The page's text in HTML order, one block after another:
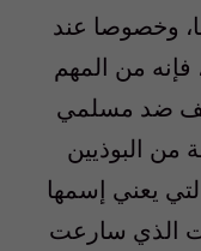
وخصوصا عند
من المهم
ضد مسلمي
من البوذيين
يعني إسمها
الذي سارعت